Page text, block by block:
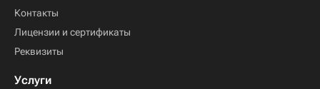
Контакты
Лицензии и сертификаты
Реквизиты
Услуги